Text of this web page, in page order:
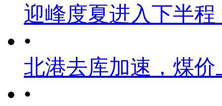
迎峰度夏进入下半
•
北港去库加速，煤
•